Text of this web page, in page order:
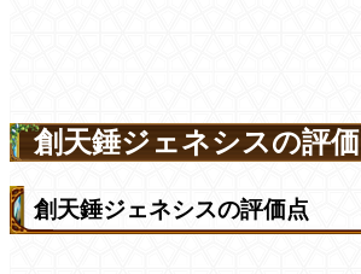
創天錘ジェネシスの評価
創天錘ジェネシスの評価点